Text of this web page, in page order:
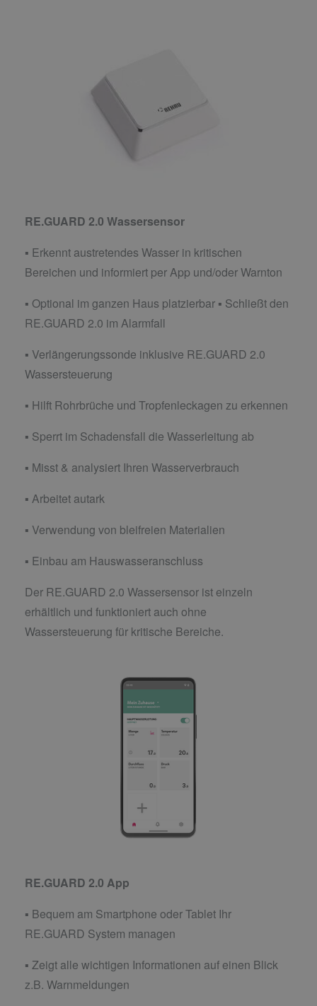
RE.GUARD 2.0 Wassersensor
▪ Erkennt austretendes Wasser in kritischen
Bereichen und informiert per App und/oder Warnton
▪ Optional im ganzen Haus platzierbar ▪ Schließt den
RE.GUARD 2.0 im Alarmfall
▪ Verlängerungssonde inklusive RE.GUARD 2.0
Wassersteuerung
▪ Hilft Rohrbrüche und Tropfenleckagen zu erkennen
▪ Sperrt im Schadensfall die Wasserleitung ab
▪ Misst & analysiert Ihren Wasserverbrauch
▪ Arbeitet autark
▪ Verwendung von bleifreien Materialien
▪ Einbau am Hauswasseranschluss
Der RE.GUARD 2.0 Wassersensor ist einzeln
erhältlich und funktioniert auch ohne
Wassersteuerung für kritische Bereiche.
RE.GUARD 2.0 App
▪ Bequem am Smartphone oder Tablet Ihr
RE.GUARD System managen
▪ Zeigt alle wichtigen Informationen auf einen Blick
z.B. Warnmeldungen